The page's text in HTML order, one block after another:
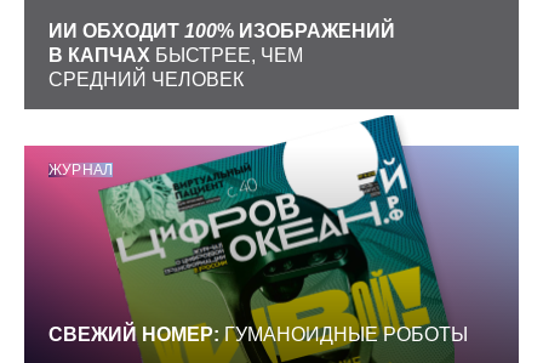
ИИ ОБХОДИТ 100% ИЗОБРАЖЕНИЙ
В КАПЧАХ БЫСТРЕЕ, ЧЕМ
СРЕДНИЙ ЧЕЛОВЕК
ЖУРНАЛ
СВЕЖИЙ НОМЕР: ГУМАНОИДНЫЕ РОБОТЫ